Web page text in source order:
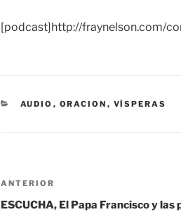
[podcast]http://fraynelson.com/
CATEGORÍAS
AUDIO , ORACION , VÍSPERAS
Navegación
de
Entrada
anterior:
ANTERIOR
ESCUCHA, El Papa Francisco y